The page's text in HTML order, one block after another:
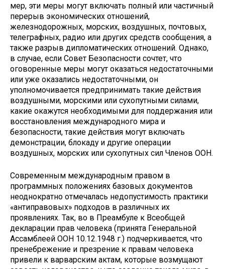
мер, эти меры могут включать полный или частичный
перерыв экономических отношений,
железнодорожных, морских, воздушных, почтовых,
телеграфных, радио или других средств сообщения, а
также разрыв дипломатических отношений. Однако,
в случае, если Совет Безопасности сочтет, что
оговоренные меры могут оказаться недостаточными
или уже оказались недостаточными, он
уполномочивается предпринимать такие действия
воздушными, морскими или сухопутными силами,
какие окажутся необходимыми для поддержания или
восстановления международного мира и
безопасности, такие действия могут включать
демонстрации, блокаду и другие операции
воздушных, морских или сухопутных сил Членов ООН.
Современным международным правом в
программных положениях базовых документов
неоднократно отмечалась недопустимость практики
«антиправовых» подходов в различных их
проявлениях. Так, во в Преамбуле к Всеобщей
декларации прав человека (принята Генеральной
Ассамблеей ООН 10.12.1948 г.) подчеркивается, что
пренебрежение и презрение к правам человека
привели к варварским актам, которые возмущают